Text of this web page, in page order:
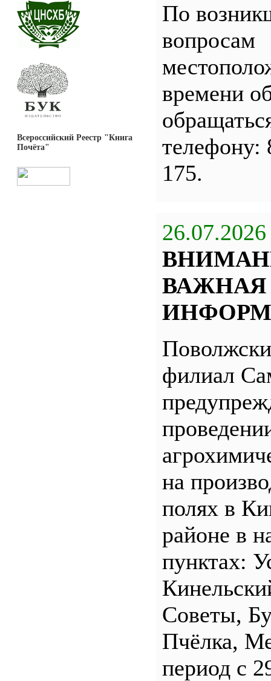
Всероссийский Реестр "Книга
Почёта"
По
вопросам
времени
телефону:
175.
26.07.2026
ВАЖНАЯ
филиал
на
полях в
районе в
пунктах:
Советы,
Пчёлка,
период с